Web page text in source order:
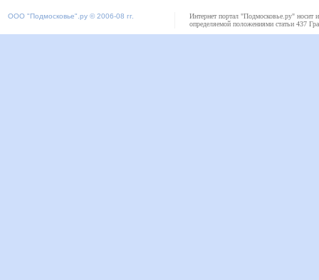
ООО "Подмосковье" .ру © 2006-08 гг.
Интернет портал "Подмосковье.ру" носит
определяемой положениями статьи 437